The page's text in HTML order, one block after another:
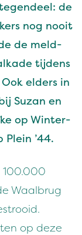
de
nog nooit
de meld­
tij­dens
elders in
Suzan en
op Win­ter­
Plein ’44.
100.000
Waal­brug
op deze